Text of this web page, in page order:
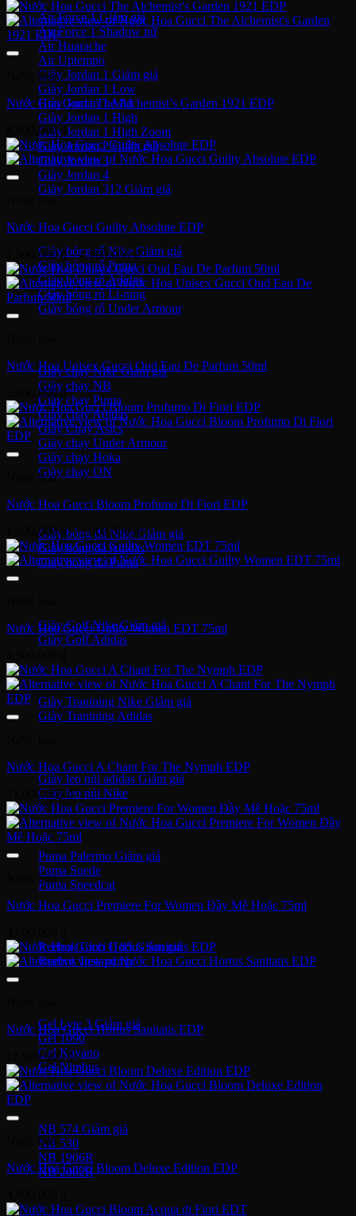
Air Force 1
Air Force 1 Shadow nữ
Air Huarache
Air Uptempo
Giày Jordan 1
Giày Jordan 1 Low
Giày Jordan 1 Mid
Giày Jordan 1 High
Giày Jordan 1 High Zoom
Giày Jordan 2
Giày Jordan 3
Giày Jordan 4
Giày Jordan 312
Giày bóng rổ
Giày bóng rổ Nike
Giày bóng rổ Puma
Giày bóng rổ Adidas
Giày bóng rổ Li-ning
Giày bóng rổ Under Armour
Giày chạy Nike
Giày chạy NB
Giày chạy Puma
Giày chạy Adidas
Giày Chạy Asics
Giày chạy Under Armour
Giày chạy Hoka
Giày chạy ON
Giày bóng đá
Giày bóng đá Nike
Giày bóng đá Adidas
Giày bóng đá Puma
Giày Golf Nike
Giày Golf Adidas
Giày Training
Giày Tranining Nike
Giày Tranining Adidas
Giày leo núi adidas
Giày leo núi Nike
Giày Puma
Puma Palermo
Puma Suede
Puma Speedcat
Giày Reebok
Reebok Club C 85
Reebok Instapump
Gel Lyte 3
Gel 1090
Gel Kayano
Gel Nimbus
NB 574
NB 530
NB 1906R
NB 2002R
Giày Converse
Nước hoa
Nước Hoa Gucci The Alchemist’s Garden 1921 EDP
8,900,000₫
Nước Hoa Gucci Guilty Absolute EDP
2,500,000₫ – 4,900,000₫Khoảng
giá:
từ
2,500,000 ₫
đến
Nước Hoa Unisex Gucci Oud Eau De Parfum 50ml
3,600,000₫
Nước hoa
Nước Hoa Gucci Bloom Profumo Di Fiori EDP
1,900,000₫ – 3,000,000₫Khoảng
giá:
từ
Nước Hoa Gucci Guilty Women EDT 75ml
Nước Hoa Gucci A Chant For The Nymph EDP
11,000,000₫
Nước hoa
Nước Hoa Gucci Premiere For Women Đầy Mê Hoặc 75ml
Nước Hoa Gucci Hortus Sanitatis EDP
11,900,000₫
Nước hoa
Nước Hoa Gucci Bloom Deluxe Edition EDP